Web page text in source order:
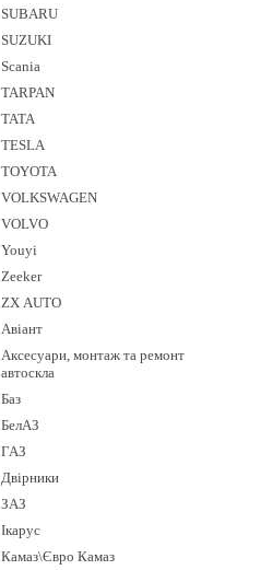
SUBARU
SUZUKI
Sсania
TARPAN
TATA
TESLA
TOYOTA
VOLKSWAGEN
VOLVO
Youyi
Zeeker
ZX AUTO
Авіант
Аксесуари, монтаж та ремонт
автоскла
Баз
БелАЗ
ГАЗ
Двірники
ЗАЗ
Ікарус
Камаз\Євро Камаз